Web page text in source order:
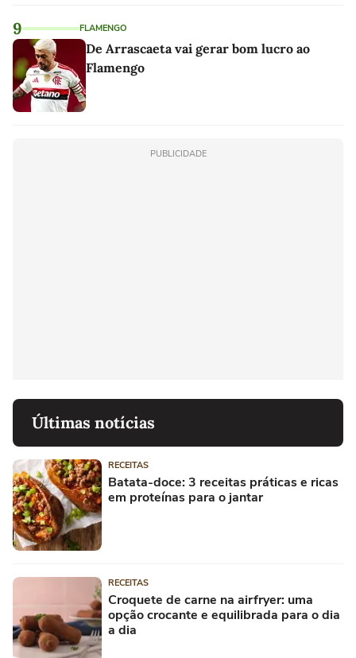
9 FLAMENGO
De Arrascaeta vai gerar bom lucro ao
Flamengo
PUBLICIDADE
Últimas notícias
RECEITAS
Batata-doce: 3 receitas práticas e ricas
em proteínas para o jantar
RECEITAS
Croquete de carne na airfryer: uma
opção crocante e equilibrada para o dia
a dia